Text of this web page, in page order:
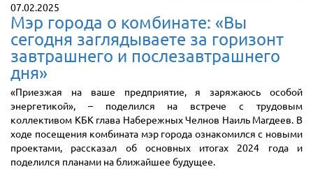
07.02.2025
Мэр города о комбинате: «Вы
сегодня заглядываете за горизонт
завтрашнего и послезавтрашнего
дня»
«Приезжая на ваше предприятие, я заряжаюсь особой
энергетикой», – поделился на встрече с трудовым
коллективом КБК глава Набережных Челнов Наиль Магдеев. В
ходе посещения комбината мэр города ознакомился с новыми
проектами, рассказал об основных итогах 2024 года и
поделился планами на ближайшее будущее.